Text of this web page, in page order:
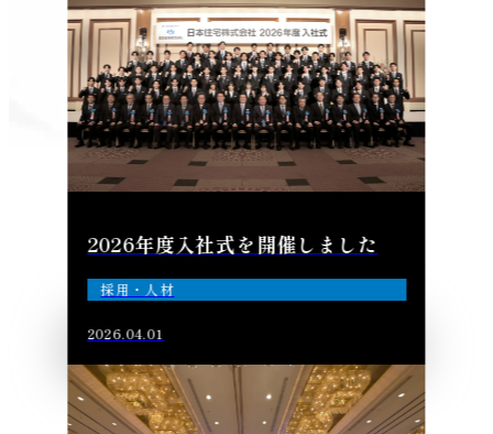
2026年度入社式を開催しました
採用・人材
2026.04.01